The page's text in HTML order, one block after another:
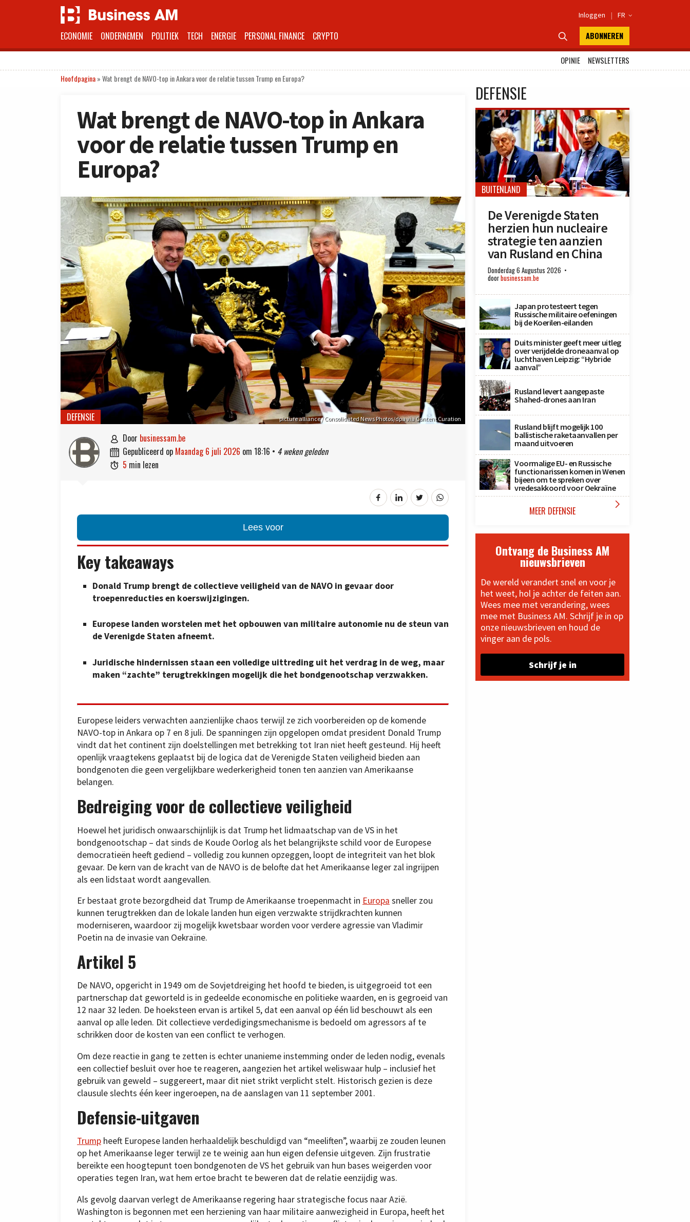
Inloggen | FR 
ECONOMIE ONDERNEMEN POLITIEK TECH ENERGIE PERSONAL FINANCE CRYPTO  ABONNEREN
OPINIE
NEWSLETTERS
Hoofdpagina»Wat brengt de NAVO-top in Ankara voor de relatie tussen Trump en Europa?
Wat brengt de NAVO-top in Ankara
voor de relatie tussen Trump en
Europa?
picture alliance / Consolidated News Photos/dpa via Content Curation
DEFENSIE
 door businessam.be
 gepubliceerd op maandag 6 juli 2026 om 18:16 • 4 weken geleden
 5 min lezen
Lees voor
Key takeaways
Donald Trump brengt de collectieve veiligheid van de NAVO in gevaar door
troepenreducties en koerswijzigingen.
Europese landen worstelen met het opbouwen van militaire autonomie nu de steun van
de Verenigde Staten afneemt.
Juridische hindernissen staan een volledige uittreding uit het verdrag in de weg, maar
maken “zachte” terugtrekkingen mogelijk die het bondgenootschap verzwakken.
Europese leiders verwachten aanzienlijke chaos terwijl ze zich voorbereiden op de komende
NAVO-top in Ankara op 7 en 8 juli. De spanningen zijn opgelopen omdat president Donald Trump
vindt dat het continent zijn doelstellingen met betrekking tot Iran niet heeft gesteund. Hij heeft
openlijk vraagtekens geplaatst bij de logica dat de Verenigde Staten veiligheid bieden aan
bondgenoten die geen vergelijkbare wederkerigheid tonen ten aanzien van Amerikaanse
belangen.
Bedreiging voor de collectieve veiligheid
Hoewel het juridisch onwaarschijnlijk is dat Trump het lidmaatschap van de VS in het
bondgenootschap – dat sinds de Koude Oorlog als het belangrijkste schild voor de Europese
democratieën heeft gediend – volledig zou kunnen opzeggen, loopt de integriteit van het blok
gevaar. De kern van de kracht van de NAVO is de belofte dat het Amerikaanse leger zal ingrijpen
als een lidstaat wordt aangevallen.
Er bestaat grote bezorgdheid dat Trump de Amerikaanse troepenmacht in Europa sneller zou
kunnen terugtrekken dan de lokale landen hun eigen verzwakte strijdkrachten kunnen
moderniseren, waardoor zij mogelijk kwetsbaar worden voor verdere agressie van Vladimir
Poetin na de invasie van Oekraïne.
Artikel 5
De NAVO, opgericht in 1949 om de Sovjetdreiging het hoofd te bieden, is uitgegroeid tot een
partnerschap dat geworteld is in gedeelde economische en politieke waarden, en is gegroeid van
12 naar 32 leden. De hoeksteen ervan is artikel 5, dat een aanval op één lid beschouwt als een
aanval op alle leden. Dit collectieve verdedigingsmechanisme is bedoeld om agressors af te
schrikken door de kosten van een conflict te verhogen.
Om deze reactie in gang te zetten is echter unanieme instemming onder de leden nodig, evenals
een collectief besluit over hoe te reageren, aangezien het artikel weliswaar hulp – inclusief het
gebruik van geweld – suggereert, maar dit niet strikt verplicht stelt. Historisch gezien is deze
clausule slechts één keer ingeroepen, na de aanslagen van 11 september 2001.
Defensie-uitgaven
Trump heeft Europese landen herhaaldelijk beschuldigd van “meeliften”, waarbij ze zouden leunen
op het Amerikaanse leger terwijl ze te weinig aan hun eigen defensie uitgeven. Zijn frustratie
bereikte een hoogtepunt toen bondgenoten de VS het gebruik van hun bases weigerden voor
operaties tegen Iran, wat hem ertoe bracht te beweren dat de relatie eenzijdig was.
Als gevolg daarvan verlegt de Amerikaanse regering haar strategische focus naar Azië.
Washington is begonnen met een herziening van haar militaire aanwezigheid in Europa, heeft het
DEFENSIE
BUITENLAND
De Verenigde Staten
herzien hun nucleaire
strategie ten aanzien
van Rusland en China
Donderdag 6 Augustus 2026
doorbusinessam.be
Japan protesteert tegen
Russische militaire oefeningen
bij de Koerilen-eilanden
Duits minister geeft meer uitleg
over verijdelde droneaanval op
luchthaven Leipzig: “Hybride
aanval”
Rusland levert aangepaste
Shahed-drones aan Iran
Rusland blijft mogelijk 100
ballistische raketaanvallen per
maand uitvoeren
Voormalige EU- en Russische
functionarissen komen in Wenen
bijeen om te spreken over
vredesakkoord voor Oekraïne
MEER DEFENSIE 
Ontvang de Business AM
nieuwsbrieven
De wereld verandert snel en voor je
het weet, hol je achter de feiten aan.
Wees mee met verandering, wees
mee met Business AM. Schrijf je in op
onze nieuwsbrieven en houd de
vinger aan de pols.
Schrijf je in